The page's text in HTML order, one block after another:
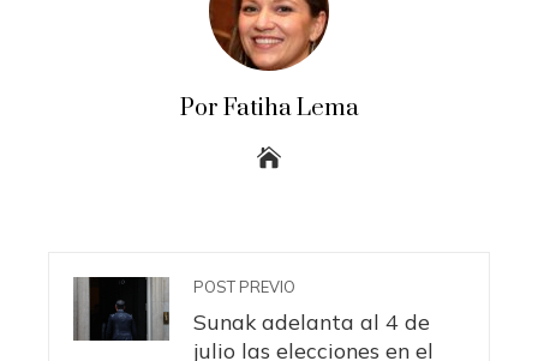
Por Fatiha Lema
POST PREVIO
Sunak adelanta al 4 de
julio las elecciones en el